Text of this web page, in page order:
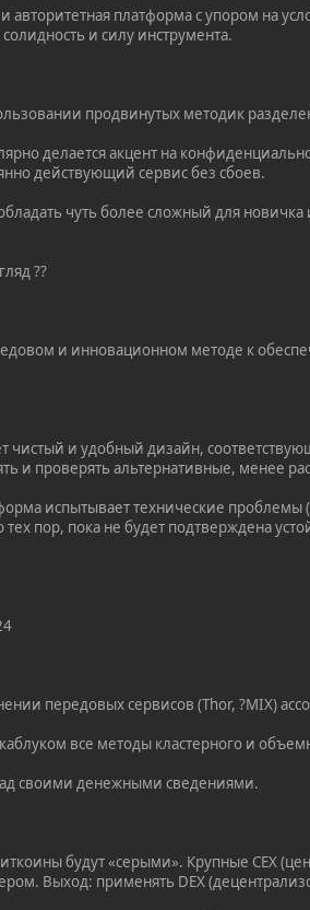
авторитетная платформа с упором на
и силу инструмента.
продвинутых методик
делается акцент на
действующий сервис без сбоев.
чуть более сложный для новичка
??
и инновационном методе к
чистый и удобный дизайн,
и проверять альтернативные, менее
испытывает технические проблемы
пор, пока не будет подтверждена
передовых сервисов (Thor, ?MIX)
все методы кластерного и
своими денежными сведениями.
будут «серыми». Крупные CEX
Выход: применять DEX